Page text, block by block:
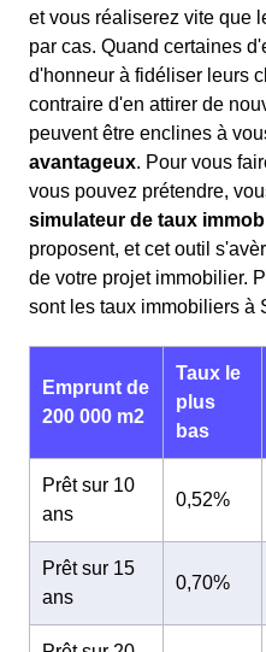
et vous réaliserez vite que
par cas. Quand certaines
d'honneur à fidéliser leurs
contraire d'en attirer de
peuvent être enclines à
avantageux. Pour vous
vous pouvez prétendre,
simulateur de taux
proposent, et cet outil
de votre projet immobilier.
sont les taux immobiliers à
Emprunt de
200 000 m2
Taux le
plus
bas
Prêt sur 10
ans
0,52%
Prêt sur 15
ans
0,70%